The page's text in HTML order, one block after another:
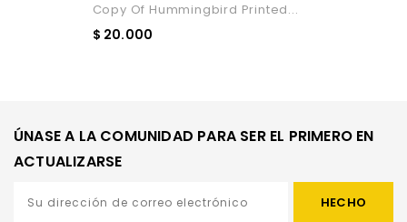
Copy Of Hummingbird Printed...
$ 20.000
ÚNASE A LA COMUNIDAD PARA SER EL PRIMERO EN
ACTUALIZARSE